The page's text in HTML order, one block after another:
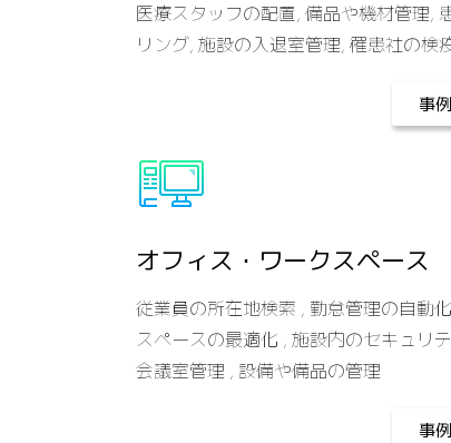
医療スタッフの配置, 備品や機材管理,
リング, 施設の入退室管理, 罹患社の検
事
オフィス・ワークスペース
従業員の所在地検索 , 勤怠管理の自動
スペースの最適化 , 施設内のセキュリ
会議室管理 , 設備や備品の管理
事